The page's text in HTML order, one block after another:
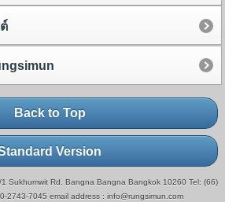
Back to Top
Version
Sukhumwit Rd. Bangna Bangna Bangkok 10260 Tel: (66)
2743-7045 email address : info@rungsimun.com